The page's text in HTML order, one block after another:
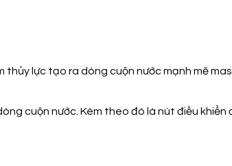
thủy lực tạo ra dòng cuộn nước mạnh mẽ
cuộn nước. Kèm theo đó là nút điều khiển